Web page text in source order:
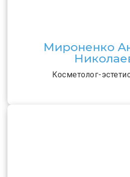
Мироненко
Косметолог-